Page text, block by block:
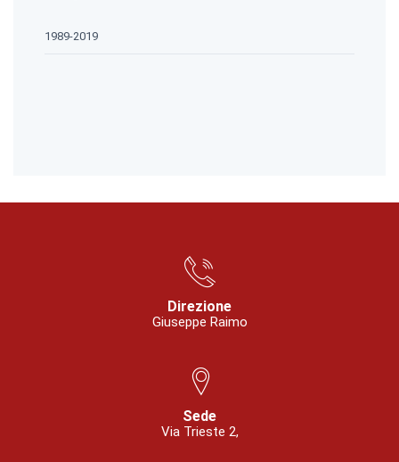
1989-2019
Direzione
Giuseppe Raimo
Sede
Via Trieste 2,